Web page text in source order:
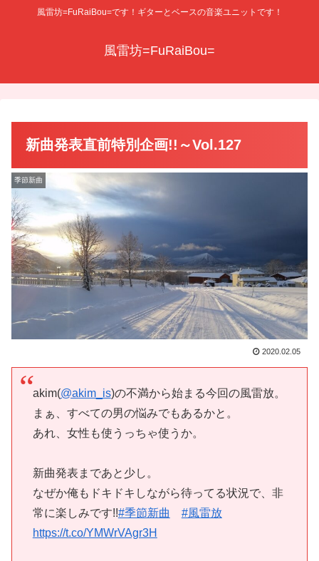
風雷坊=FuRaiBou=です！ギターとベースの音楽ユニットです！
風雷坊=FuRaiBou=
新曲発表直前特別企画!!～Vol.127
季節新曲
2020.02.05
akim(@akim_is)の不満から始まる今回の風雷放。
まぁ、すべての男の悩みでもあるかと。
あれ、女性も使うっちゃ使うか。
新曲発表まであと少し。
なぜか俺もドキドキしながら待ってる状況で、非
常に楽しみです!!#季節新曲
#風雷放
https://t.co/YMWrVAgr3H